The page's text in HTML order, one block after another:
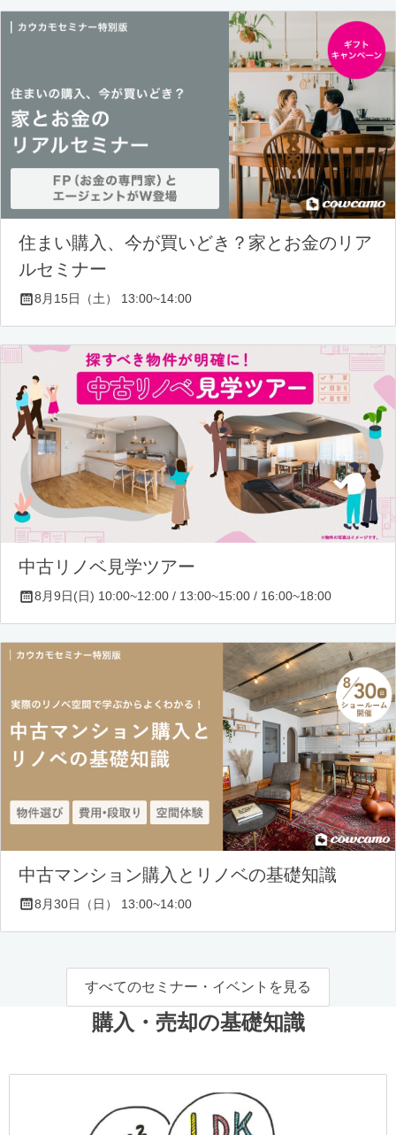
住まい購入、今が買いどき？家とお金のリア
ルセミナー
8月15日（土） 13:00~14:00
中古リノベ見学ツアー
8月9日(日) 10:00~12:00 / 13:00~15:00 / 16:00~18:00
中古マンション購入とリノベの基礎知識
8月30日（日） 13:00~14:00
すべてのセミナー・イベントを見る
購入・売却の基礎知識